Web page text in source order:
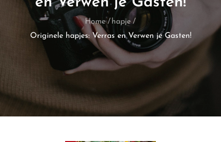
Home
hapje
Originele hapjes: Verras en Verwen je Gasten!